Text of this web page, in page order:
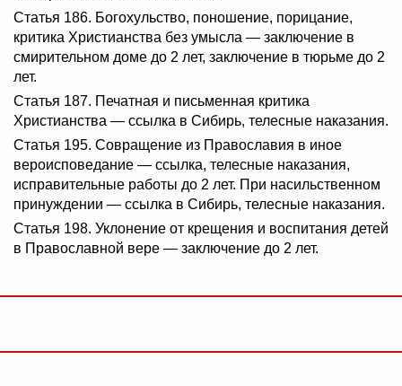
Статья 186. Богохульство, поношение, порицание,
критика Христианства без умысла — заключение в
смирительном доме до 2 лет, заключение в тюрьме до 2
лет.
Статья 187. Печатная и письменная критика
Христианства — ссылка в Сибирь, телесные наказания.
Статья 195. Совращение из Православия в иное
вероисповедание — ссылка, телесные наказания,
исправительные работы до 2 лет. При насильственном
принуждении — ссылка в Сибирь, телесные наказания.
Статья 198. Уклонение от крещения и воспитания детей
в Православной вере — заключение до 2 лет.